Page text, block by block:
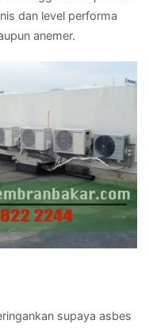
dan level performa
anemer.
supaya asbes